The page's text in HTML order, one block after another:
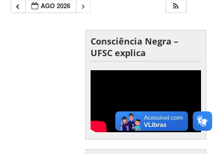
AGO 2026
Consciência Negra –
UFSC explica